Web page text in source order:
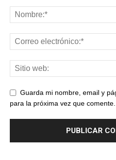
Guarda mi nombre, email y
para la próxima vez que comente.